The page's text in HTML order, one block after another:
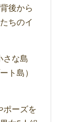
後から
ちのイ
さな島
ト島）
ポーズを